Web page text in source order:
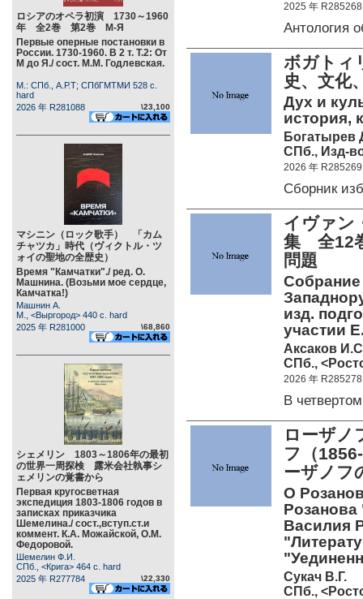
ロシアのオペラ初演 1730～1960
年 全2巻 第2巻 М-Я
Первые оперные постановки в
России. 1730-1960. В 2 т. Т.2: От
М до Я./ сост. М.М. Годлевская.
М.: СПб., А.Р.Т; СПбГМТМИ 528 c.
hard
2026 年 R281088
\23,100
マシニン（ロック歌手） 「カム
チャツカ」時代（ヴィクトル・ツ
ォイの聖地の全歴史）
Время "Камчатки"./ ред. О.
Машнина. (Возьми мое сердце,
Камчатка!)
Машнин А.
М., <Выргород> 440 c. hard
2025 年 R281000
\68,860
シェメリン 1803～1806年の最初
の世界一周探検 露米会社執事シ
ェメリンの覚書から
Первая кругосветная
экспедиция 1803-1806 годов в
записках приказчика
Шемелина./ сост.,вступ.ст.и
коммент. К.А. Можайской, О.М.
Федоровой.
Шемелин Ф.И.
СПб., <Крига> 464 c. hard
2025 年 R277784
\22,330
2025 年 R285268
Антология
ボガト
史、文
Дух и
история,
Богатырев
СПб., Изд-
2026 年 R285269
Сборник
イヴァン
集 全12
問題
Собрание
изд.
участии
Аксаков
СПб.,
2026 年 R285278
В
ローザ
フ（
ーザノフ
О
Розанова
Василия
Сукач В.Г.
СПб.,